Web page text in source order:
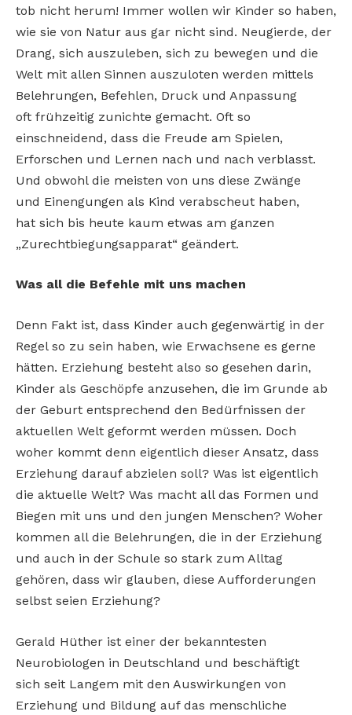
tob nicht herum! Immer wollen wir Kinder so haben,
wie sie von Natur aus gar nicht sind. Neugierde, der
Drang, sich auszuleben, sich zu bewegen und die
Welt mit allen Sinnen auszuloten werden mittels
Belehrungen, Befehlen, Druck und Anpassung
oft frühzeitig zunichte gemacht. Oft so
einschneidend, dass die Freude am Spielen,
Erforschen und Lernen nach und nach verblasst.
Und obwohl die meisten von uns diese Zwänge
und Einengungen als Kind verabscheut haben,
hat sich bis heute kaum etwas am ganzen
„Zurechtbiegungsapparat“ geändert.
Was all die Befehle mit uns machen
Denn Fakt ist, dass Kinder auch gegenwärtig in der
Regel so zu sein haben, wie Erwachsene es gerne
hätten. Erziehung besteht also so gesehen darin,
Kinder als Geschöpfe anzusehen, die im Grunde ab
der Geburt entsprechend den Bedürfnissen der
aktuellen Welt geformt werden müssen. Doch
woher kommt denn eigentlich dieser Ansatz, dass
Erziehung darauf abzielen soll? Was ist eigentlich
die aktuelle Welt? Was macht all das Formen und
Biegen mit uns und den jungen Menschen? Woher
kommen all die Belehrungen, die in der Erziehung
und auch in der Schule so stark zum Alltag
gehören, dass wir glauben, diese Aufforderungen
selbst seien Erziehung?
Gerald Hüther ist einer der bekanntesten
Neurobiologen in Deutschland und beschäftigt
sich seit Langem mit den Auswirkungen von
Erziehung und Bildung auf das menschliche